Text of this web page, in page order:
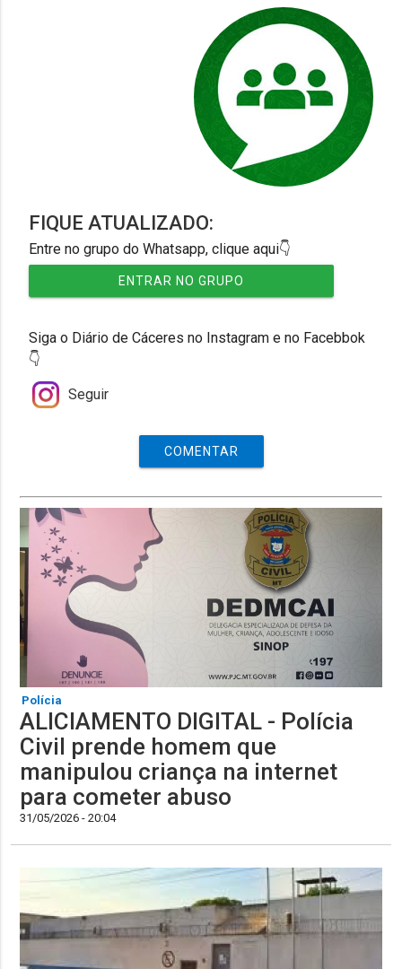
FIQUE ATUALIZADO:
Entre no grupo do Whatsapp, clique aqui👇
ENTRAR NO GRUPO
Siga o Diário de Cáceres no Instagram e no Facebbok
👇
Seguir
COMENTAR
Polícia
ALICIAMENTO DIGITAL - Polícia
Civil prende homem que
manipulou criança na internet
para cometer abuso
31/05/2026 - 20:04